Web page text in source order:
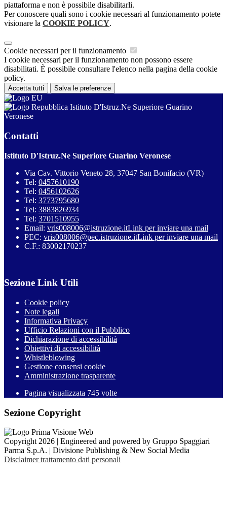
piattaforma e non è possibile disabilitarli.
Per conoscere quali sono i cookie necessari al funzionamento potete
visionare la COOKIE POLICY.
Cookie necessari per il funzionamento
I cookie necessari per il funzionamento non possono essere
disabilitati. È possibile consultare l'elenco nella pagina della cookie
policy.
Accetta tutti Salva le preferenze
Istituto D'Istruz.Ne Superiore Guarino
Veronese
Contatti
Istituto D'Istruz.Ne Superiore Guarino Veronese
Via Cav. Vittorio Veneto 28, 37047 San Bonifacio (VR)
Tel: 0457610190
Tel: 0456102626
Tel: 3773795680
Tel: 3883826934
Tel: 3701510955
Email: vris008006@istruzione.itLink per inviare una mail
PEC: vris008006@pec.istruzione.itLink per inviare una mail
C.F.: 83002170237
Sezione Link Utili
Cookie policy
Note legali
Informativa Privacy
Ufficio Relazioni con il Pubblico
Dichiarazione di accessibilità
Obiettivi di accessibilità
Whistleblowing
Gestione consensi cookie
Amministrazione trasparente
Pagina visualizzata 745 volte
Sezione Copyright
Copyright 2026 | Engineered and powered by Gruppo Spaggiari
Parma S.p.A. | Divisione Publishing & New Social Media
Disclaimer trattamento dati personali